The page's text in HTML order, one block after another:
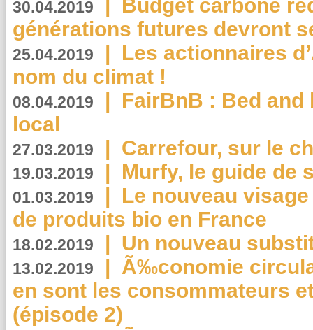
30.04.2019
Budget carbone
générations futures devront
25.04.2019 | Les actionnaires
nom du climat !
08.04.2019 | FairBnB : Bed
local
27.03.2019 | Carrefour, sur le
19.03.2019 | Murfy, le guide de
01.03.2019 | Le nouveau
de produits bio en France
18.02.2019 | Un nouveau
13.02.2019 | Ã‰conomie
en sont les consommateurs
(épisode 2)